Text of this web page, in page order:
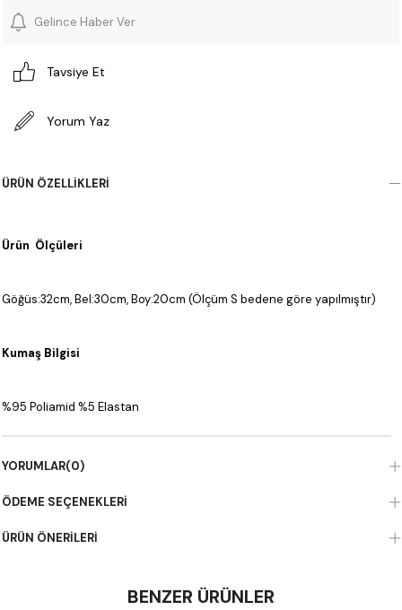
Gelince Haber Ver
Tavsiye Et
Yorum Yaz
ÜRÜN ÖZELLIKLERI
Ürün Ölçüleri
Göğüs:32cm, Bel:30cm, Boy:20cm (Ölçüm S bedene göre yapılmıştır)
Kumaş Bilgisi
%95 Poliamid %5 Elastan
YORUMLAR(0)
ÖDEME SEÇENEKLERI
ÜRÜN ÖNERILERI
BENZER ÜRÜNLER